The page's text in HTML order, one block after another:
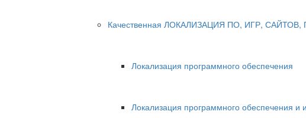
Качественная ЛОКАЛИЗАЦИЯ ПО, ИГР, САЙТОВ,
Локализация программного обеспечения
Локализация программного обеспечения и